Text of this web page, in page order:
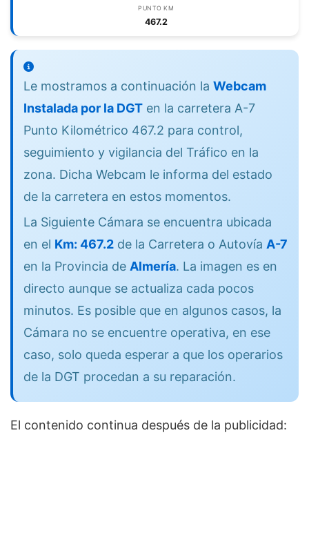
PUNTO KM
467.2
Le mostramos a continuación la Webcam
Instalada por la DGT en la carretera A-7
Punto Kilométrico 467.2 para control,
seguimiento y vigilancia del Tráfico en la
zona. Dicha Webcam le informa del estado
de la carretera en estos momentos.
La Siguiente Cámara se encuentra ubicada
en el Km: 467.2 de la Carretera o Autovía A-7
en la Provincia de Almería. La imagen es en
directo aunque se actualiza cada pocos
minutos. Es posible que en algunos casos, la
Cámara no se encuentre operativa, en ese
caso, solo queda esperar a que los operarios
de la DGT procedan a su reparación.
El contenido continua después de la publicidad: